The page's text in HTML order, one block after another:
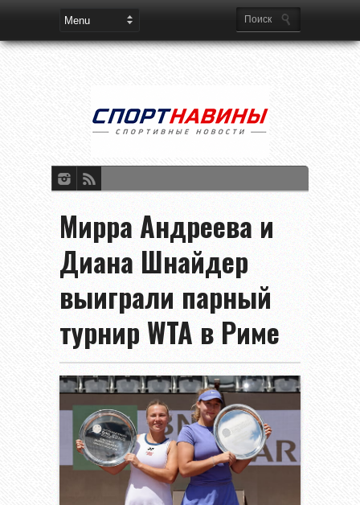
Мирра Андреева и
Диана Шнайдер
выиграли парный
турнир WTA в Риме